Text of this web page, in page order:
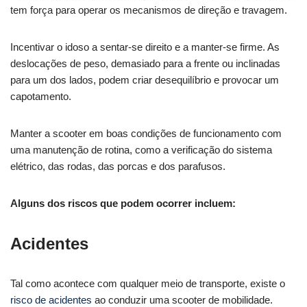
tem força para operar os mecanismos de direção e travagem.
Incentivar o idoso a sentar-se direito e a manter-se firme. As
deslocações de peso, demasiado para a frente ou inclinadas
para um dos lados, podem criar desequilíbrio e provocar um
capotamento.
Manter a scooter em boas condições de funcionamento com
uma manutenção de rotina, como a verificação do sistema
elétrico, das rodas, das porcas e dos parafusos.
Alguns dos riscos que podem ocorrer incluem:
Acidentes
Tal como acontece com qualquer meio de transporte, existe o
risco de acidentes ao conduzir uma scooter de mobilidade.